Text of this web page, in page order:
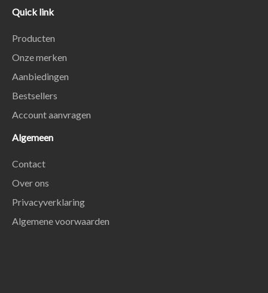
Quick link
Producten
Onze merken
Aanbiedingen
Bestsellers
Account aanvragen
Algemeen
Contact
Over ons
Privacyverklaring
Algemene voorwaarden